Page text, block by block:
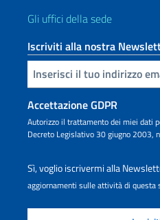
Gli uffici della sede
Iscriviti alla nostra
Inserisci la tua email
Accettazione GDPR
Autorizzo il trattamento dei miei dati
Decreto Legislativo 30 giugno 2003,
Sì, voglio iscrivermi alla
aggiornamenti sulle attività di questa